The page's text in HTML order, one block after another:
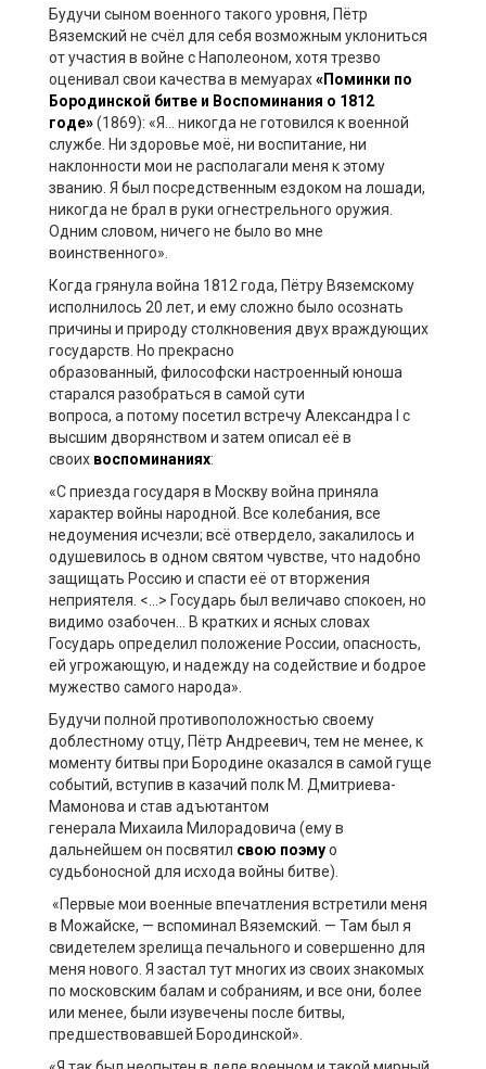
Будучи сыном военного такого уровня, Пётр
Вяземский не счёл для себя возможным уклониться
от участия в войне с Наполеоном, хотя трезво
оценивал свои качества в мемуарах«Поминки по
Бородинской битве и Воспоминания о 1812
годе»(1869): «Я… никогда не готовился к военной
службе. Ни здоровье моё, ни воспитание, ни
наклонности мои не располагали меня к этому
званию. Я был посредственным ездоком на лошади,
никогда не брал в руки огнестрельного оружия.
Одним словом, ничего не было во мне
воинственного».
Когда грянула война 1812 года, Пётру Вяземскому
исполнилось 20 лет, и ему сложно было осознать
причины и природу столкновения двух враждующих
государств. Но прекрасно
образованный, философски настроенный юноша
старался разобраться в самой сути
вопроса, апотому посетил встречу Александра I с
высшим дворянством и затем описал её в
своих воспоминаниях:
«С приезда государя в Москву война приняла
характер войны народной. Все колебания, все
недоумения исчезли; всё отвердело, закалилось и
одушевилось в одном святом чувстве, что надобно
защищать Россию и спасти её от вторжения
неприятеля. <…> Государь был величаво спокоен, но
видимо озабочен… В кратких и ясных словах
Государь определил положение России, опасность,
ей угрожающую, и надежду на содействие и бодрое
мужество самого народа».
Будучи полной противоположностью своему
доблестному отцу, Пётр Андреевич, тем не менее, к
моменту битвы при Бородине оказался в самой гуще
событий, вступив в казачий полк М. Дмитриева-
Мамонова и став адъютантом
генерала Михаила Милорадовича (ему в
дальнейшем он посвятил свою поэмуо
судьбоносной для исхода войны битве).
«Первые мои военные впечатления встретили меня
в Можайске, — вспоминал Вяземский. — Там был я
свидетелем зрелища печального и совершенно для
меня нового. Я застал тут многих из своих знакомых
по московским балам и собраниям, и все они, более
или менее, были изувечены после битвы,
предшествовавшей Бородинской».